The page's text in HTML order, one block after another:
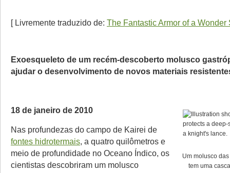
[ Livremente traduzido de: The Fantastic Armor of a Wonder
Exoesqueleto de um recém-descoberto molusco
ajudar o desenvolvimento de novos materiais
Um molusco
tem uma
18 de janeiro de 2010
Nas profundezas do campo de Kairei de
fontes hidrotermais, a quatro quilômetros e
meio de profundidade no Oceano Índico, os
cientistas descobriram um molusco